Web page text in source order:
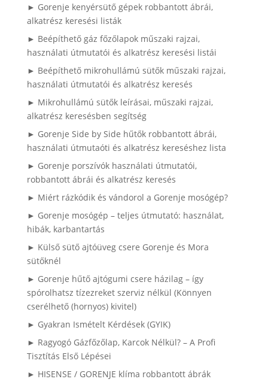
► Gorenje kenyérsütő gépek robbantott ábrái,
alkatrész keresési listák
► Beépíthető gáz főzőlapok műszaki rajzai,
használati útmutatói és alkatrész keresési listái
► Beépíthető mikrohullámú sütők műszaki rajzai,
használati útmutatói és alkatrész keresés
► Mikrohullámú sütők leírásai, műszaki rajzai,
alkatrész keresésben segítség
► Gorenje Side by Side hűtők robbantott ábrái,
használati útmutaóti és alkatrész kereséshez lista
► Gorenje porszívók használati útmutatói,
robbantott ábrái és alkatrész keresés
► Miért rázkódik és vándorol a Gorenje mosógép?
► Gorenje mosógép – teljes útmutató: használat,
hibák, karbantartás
► Külső sütő ajtóüveg csere Gorenje és Mora
sütőknél
► Gorenje hűtő ajtógumi csere házilag – így
spórolhatsz tízezreket szerviz nélkül (Könnyen
cserélhető (hornyos) kivitel)
► Gyakran Ismételt Kérdések (GYIK)
► Ragyogó Gázfőzőlap, Karcok Nélkül? – A Profi
Tisztítás Első Lépései
► HISENSE / GORENJE klíma robbantott ábrák